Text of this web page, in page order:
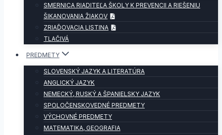
SMERNICA RIADITEĽA ŠKOLY K PREVENCII A RIEŠENIU
ŠIKANOVANIA ŽIAKOV
ZRIAĎOVACIA LISTINA
TLAČIVÁ
PREDMETY
SLOVENSKÝ JAZYK A LITERATÚRA
ANGLICKÝ JAZYK
NEMECKÝ, RUSKÝ A ŠPANIELSKY JAZYK
SPOLOČENSKOVEDNÉ PREDMETY
VÝCHOVNÉ PREDMETY
MATEMATIKA, GEOGRAFIA